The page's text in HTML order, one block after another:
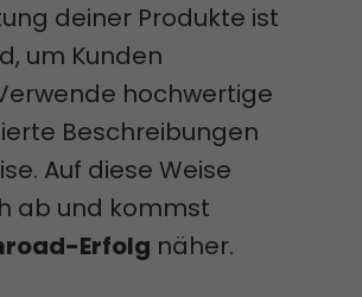
deiner Produkte ist
um Kunden
hochwertige
Beschreibungen
Auf diese Weise
ab und kommst
Erfolg näher.